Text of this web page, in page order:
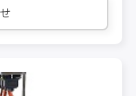
コンベア0.2×2
～3kg 折り畳み寸